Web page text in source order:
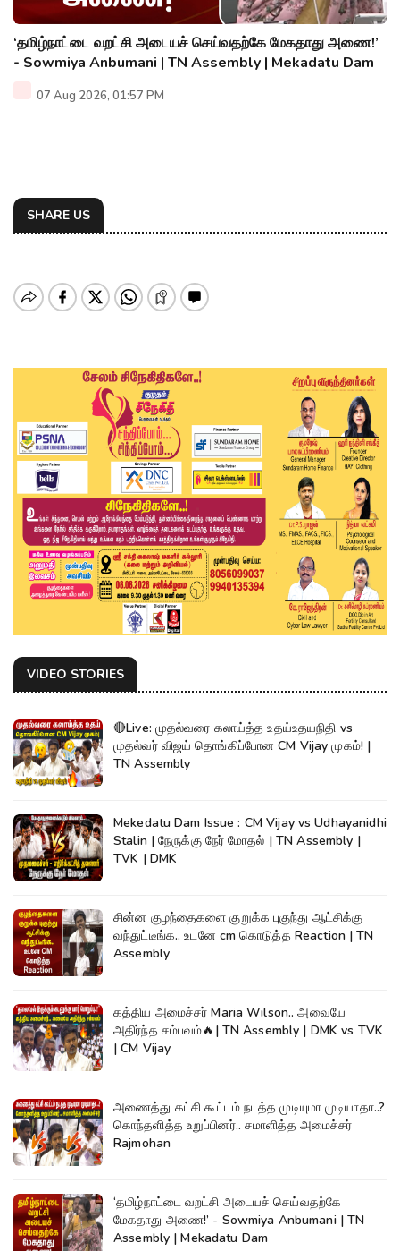
‘தமிழ்நாட்டை வறட்சி அடையச் செய்வதற்கே மேகதாது அணை!’
- Sowmiya Anbumani | TN Assembly | Mekadatu Dam
07 Aug 2026, 01:57 PM
SHARE US
VIDEO STORIES
🔴Live: முதல்வரை கலாய்த்த உதய்உதயநிதி vs
முதல்வர் விஜய் தொங்கிப்போன CM Vijay முகம்! |
TN Assembly
Mekedatu Dam Issue : CM Vijay vs Udhayanidhi
Stalin | நேருக்கு நேர் மோதல் | TN Assembly |
TVK | DMK
சின்ன குழந்தைகளை குறுக்க புகுந்து ஆட்சிக்கு
வந்துட்டீங்க.. உடனே cm கொடுத்த Reaction | TN
Assembly
கத்திய அமைச்சர் Maria Wilson.. அவையே
அதிர்ந்த சம்பவம்🔥| TN Assembly | DMK vs TVK
| CM Vijay
அணைத்து கட்சி கூட்டம் நடத்த முடியுமா முடியாதா..?
கொந்தளித்த உறுப்பினர்.. சமாளித்த அமைச்சர்
Rajmohan
‘தமிழ்நாட்டை வறட்சி அடையச் செய்வதற்கே
மேகதாது அணை!’ - Sowmiya Anbumani | TN
Assembly | Mekadatu Dam